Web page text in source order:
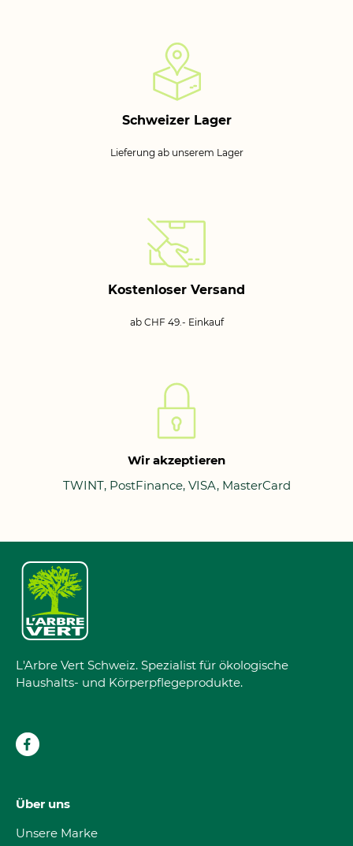
Schweizer Lager
Lieferung ab unserem Lager
Kostenloser Versand
ab CHF 49.- Einkauf
Wir akzeptieren
TWINT, PostFinance, VISA, MasterCard
L'Arbre Vert Schweiz. Spezialist für ökologische
Haushalts- und Körperpflegeprodukte.
Über uns
Unsere Marke